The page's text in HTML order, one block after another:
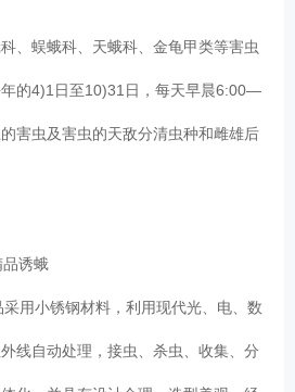
、蜈蛾科、天蛾科、金龟甲类等害虫
的4)1日至10)31日，每天早晨6:00—
害虫及害虫的天敌分清虫种和雌雄后
品诱蛾
用小锈钢材料，利用现代光、电、数
线自动处理，接虫、杀虫、收集、分